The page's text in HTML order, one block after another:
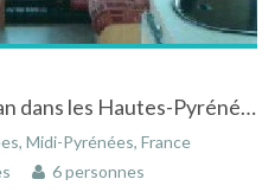
Camping-car à Lannemezan dans les Hautes-Pyrénées
Midi-Pyrénées, France
6 personnes